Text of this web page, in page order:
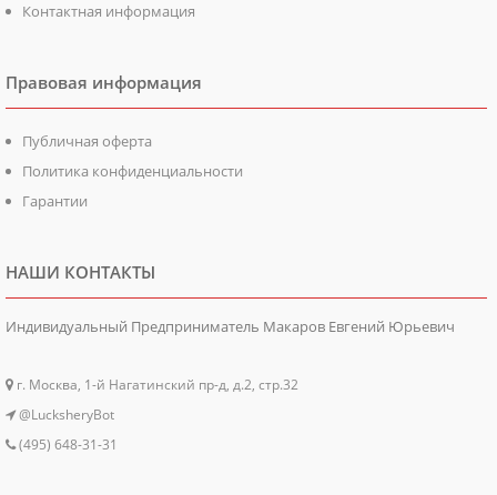
Контактная информация
Правовая информация
Публичная оферта
Политика конфиденциальности
Гарантии
НАШИ КОНТАКТЫ
Индивидуальный Предприниматель Макаров Евгений Юрьевич
г. Москва, 1-й Нагатинский пр-д, д.2, стр.32
@LucksheryBot
(495) 648-31-31